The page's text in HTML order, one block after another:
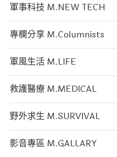
軍事科技 M.NEW TECH
專欄分享 M.Columnists
軍風生活 M.LIFE
救護醫療 M.MEDICAL
野外求生 M.SURVIVAL
影音專區 M.GALLARY